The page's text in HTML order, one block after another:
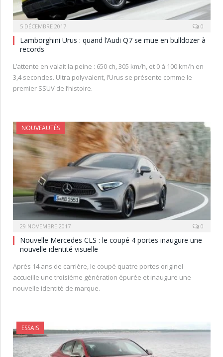
5 DÉCEMBRE 2017 0
Lamborghini Urus : quand l’Audi Q7 se mue en bulldozer à
records
L’attente en valait la peine : 650 ch, 305 km/h, et 0 à 100 km/h en
3,4 secondes. Ultra polyvalent, l’Urus se présente comme le
premier SSUV de l’histoire.
NOUVEAUTÉS
29 NOVEMBRE 2017 0
Nouvelle Mercedes CLS : le coupé 4 portes inaugure une
nouvelle identité visuelle
Après 14 ans de carrière, le coupé quatre portes originel
accueille une troisième génération épurée et inaugure une
nouvelle identité de marque.
ESSAIS